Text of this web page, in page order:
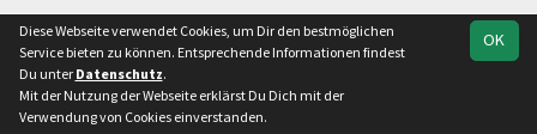
OK
Diese Webseite verwendet Cookies, um Dir den bestmöglichen
Service bieten zu können. Entsprechende Informationen findest
Du unter Datenschutz.
Mit der Nutzung der Webseite erklärst Du Dich mit der
Verwendung von Cookies einverstanden.